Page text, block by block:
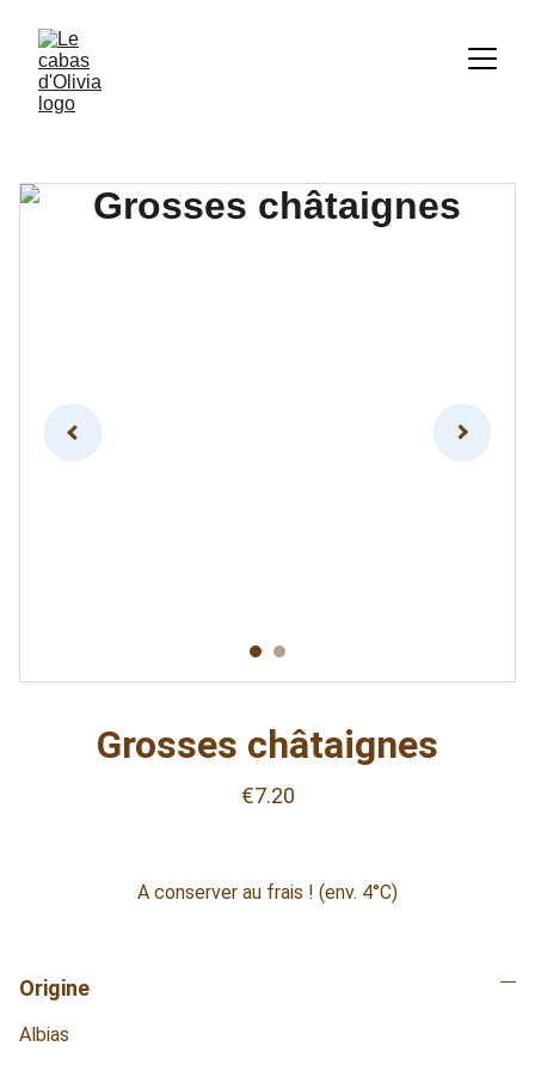
Grosses châtaignes
€7.20
A conserver au frais ! (env. 4°C)
Origine
Albias